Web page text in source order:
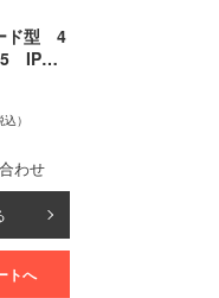
ド型 4
IPス
込）
わせ
トへ